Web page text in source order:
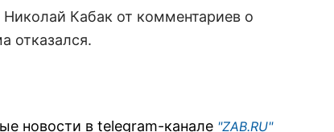
Кабак от комментариев о
отказался.
новости в telegram-канале "ZAB.RU"